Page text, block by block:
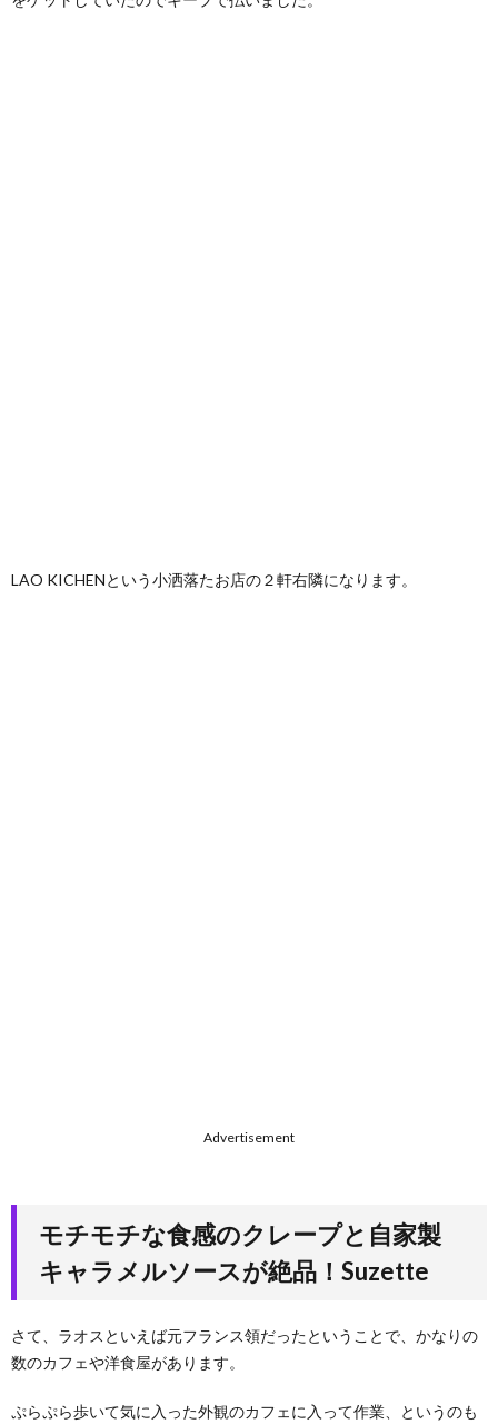
LAO KICHENという小洒落たお店の２軒右隣になります。
Advertisement
モチモチな食感のクレープと自家製
キャラメルソースが絶品！Suzette
さて、ラオスといえば元フランス領だったということで、かなりの
数のカフェや洋食屋があります。
ぷらぷら歩いて気に入った外観のカフェに入って作業、というのも